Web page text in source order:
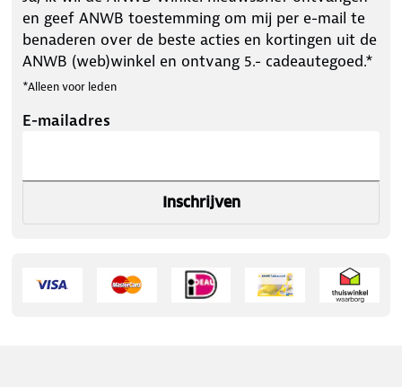
en geef ANWB toestemming om mij per e-mail te
benaderen over de beste acties en kortingen uit de
ANWB (web)winkel en ontvang 5.- cadeautegoed.*
*Alleen voor leden
E-mailadres
Inschrijven